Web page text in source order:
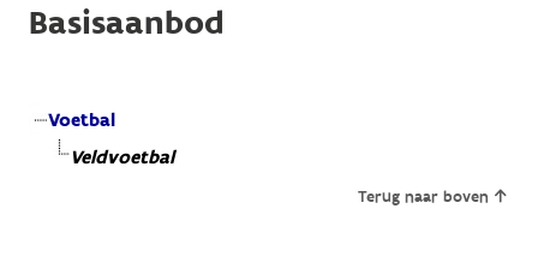
Basisaanbod
Voetbal
Veldvoetbal
Terug naar boven